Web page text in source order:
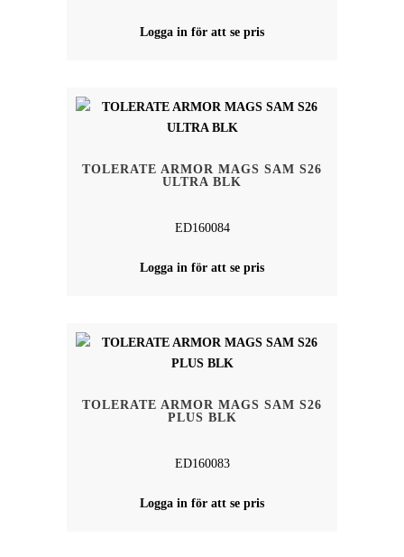
Logga in för att se pris
TOLERATE ARMOR MAGS SAM S26
ULTRA BLK
ED160084
Logga in för att se pris
TOLERATE ARMOR MAGS SAM S26
PLUS BLK
ED160083
Logga in för att se pris